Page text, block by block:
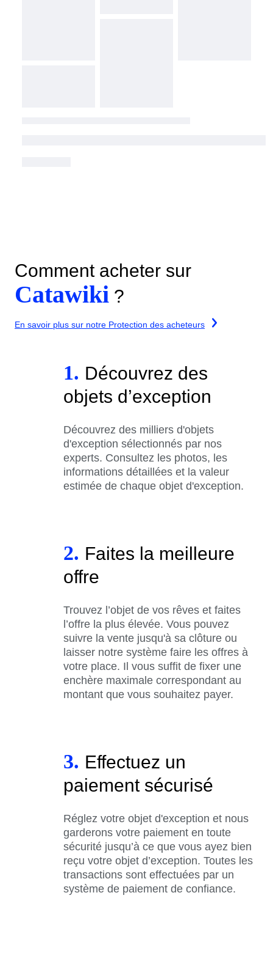
Comment acheter sur
Catawiki ?
En savoir plus sur notre Protection des acheteurs
1. Découvrez des
objets d’exception
Découvrez des milliers d'objets
d'exception sélectionnés par nos
experts. Consultez les photos, les
informations détaillées et la valeur
estimée de chaque objet d'exception.
2. Faites la meilleure
offre
Trouvez l’objet de vos rêves et faites
l’offre la plus élevée. Vous pouvez
suivre la vente jusqu'à sa clôture ou
laisser notre système faire les offres à
votre place. Il vous suffit de fixer une
enchère maximale correspondant au
montant que vous souhaitez payer.
3. Effectuez un
paiement sécurisé
Réglez votre objet d'exception et nous
garderons votre paiement en toute
sécurité jusqu’à ce que vous ayez bien
reçu votre objet d’exception. Toutes les
transactions sont effectuées par un
système de paiement de confiance.